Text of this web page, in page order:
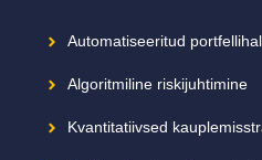
Automatiseeritud
Algoritmiline riskijuhtimine
Kvantitatiivsed